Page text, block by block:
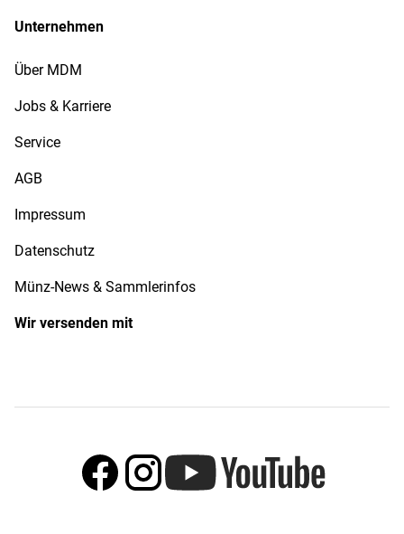
Unternehmen
Über MDM
Jobs & Karriere
Service
AGB
Impressum
Datenschutz
Münz-News & Sammlerinfos
Wir versenden mit